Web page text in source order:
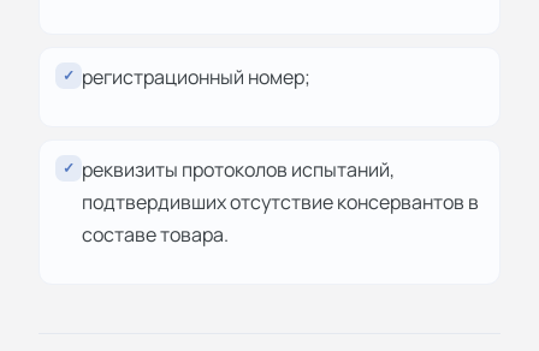
✓ регистрационный номер;
✓ реквизиты протоколов испытаний,
подтвердивших отсутствие консервантов в
составе товара.